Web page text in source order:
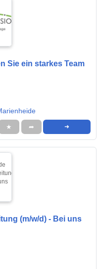
Sie ein starkes Team
★ ➦ ➜
(m/w/d) - Bei uns